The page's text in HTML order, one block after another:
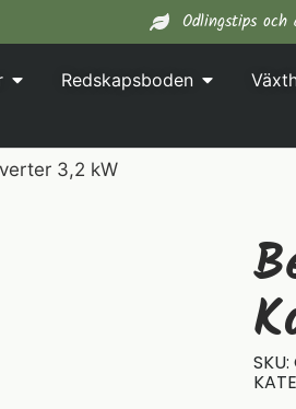
Odlingstips
Redskapsboden
3,2 kW